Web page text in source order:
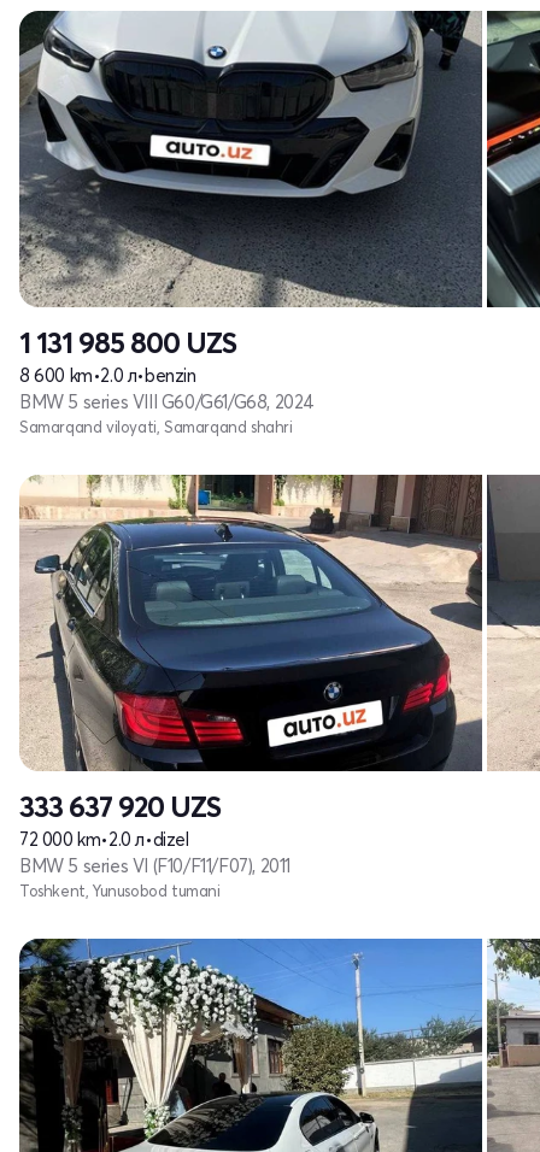
1 131 985 800 UZS
8 600 km•2.0 л•benzin
BMW 5 series VIII G60/G61/G68, 2024
Samarqand viloyati, Samarqand shahri
333 637 920 UZS
72 000 km•2.0 л•dizel
BMW 5 series VI (F10/F11/F07), 2011
Toshkent, Yunusobod tumani